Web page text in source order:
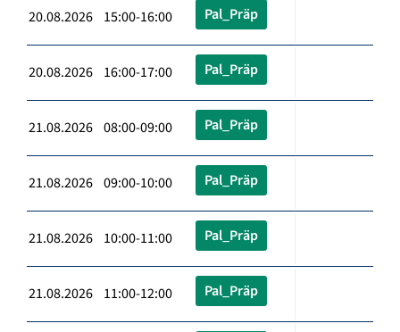
20.08.2026 15:00-16:00 Pal_Präp
20.08.2026 16:00-17:00 Pal_Präp
21.08.2026 08:00-09:00 Pal_Präp
21.08.2026 09:00-10:00 Pal_Präp
21.08.2026 10:00-11:00 Pal_Präp
21.08.2026 11:00-12:00 Pal_Präp